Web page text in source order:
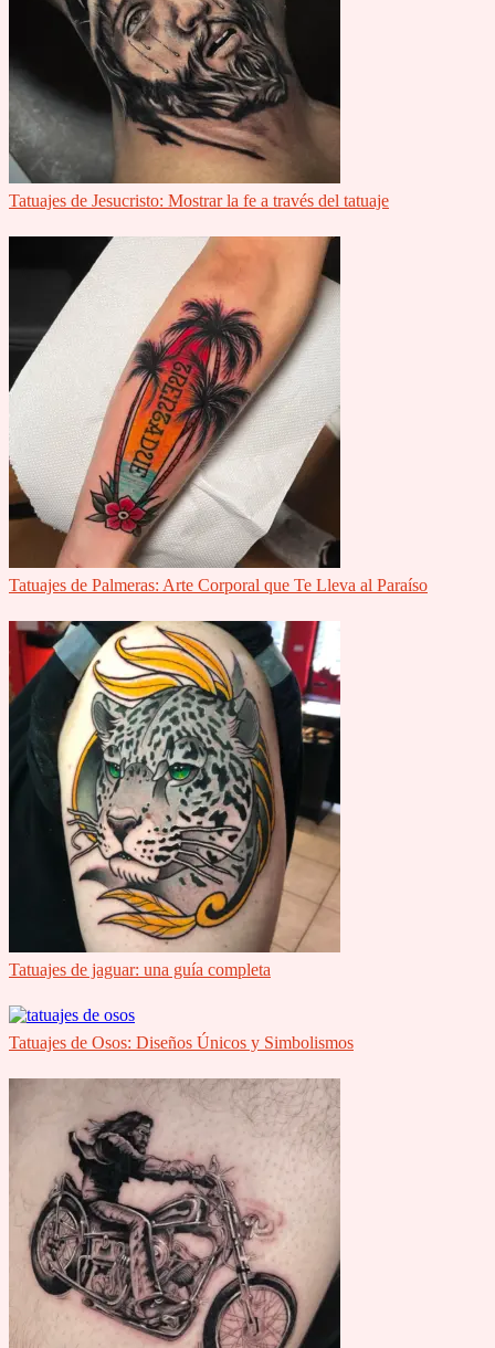
Tatuajes de Jesucristo: Mostrar la fe a través del tatuaje
Tatuajes de Palmeras: Arte Corporal que Te Lleva al Paraíso
Tatuajes de jaguar: una guía completa
Tatuajes de Osos: Diseños Únicos y Simbolismos